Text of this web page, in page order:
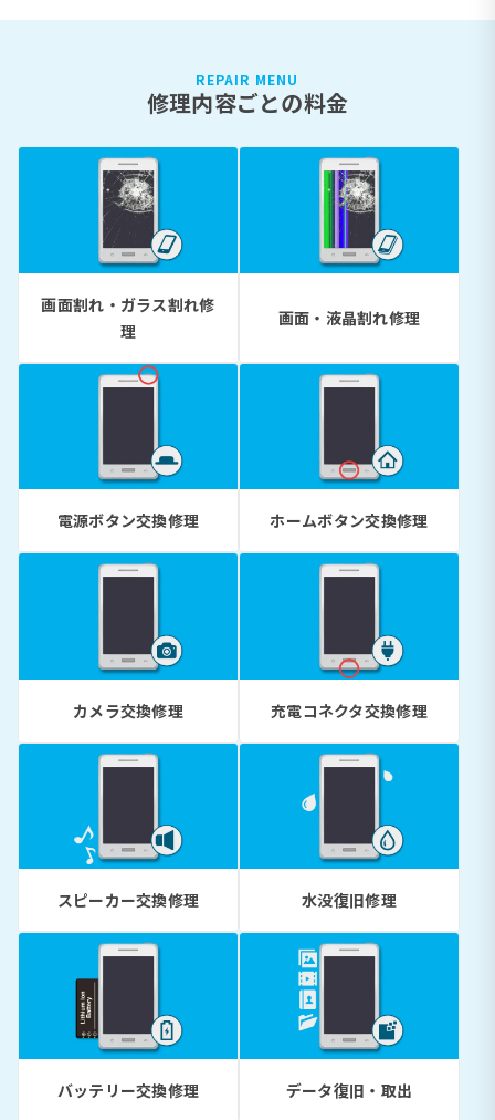
REPAIR MENU
修理内容ごとの料金
画面割れ・ガラス割れ修
理
画面・液晶割れ修理
電源ボタン交換修理 ホームボタン交換修理
カメラ交換修理 充電コネクタ交換修理
スピーカー交換修理 水没復旧修理
バッテリー交換修理 データ復旧・取出